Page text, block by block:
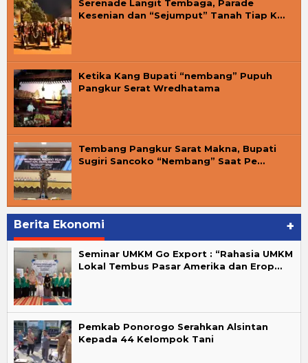
Serenade Langit Tembaga, Parade
Kesenian dan “Sejumput” Tanah Tiap K…
Ketika Kang Bupati “nembang” Pupuh
Pangkur Serat Wredhatama
Tembang Pangkur Sarat Makna, Bupati
Sugiri Sancoko “Nembang” Saat Pe…
Berita Ekonomi +
Seminar UMKM Go Export : “Rahasia UMKM
Lokal Tembus Pasar Amerika dan Erop…
Pemkab Ponorogo Serahkan Alsintan
Kepada 44 Kelompok Tani